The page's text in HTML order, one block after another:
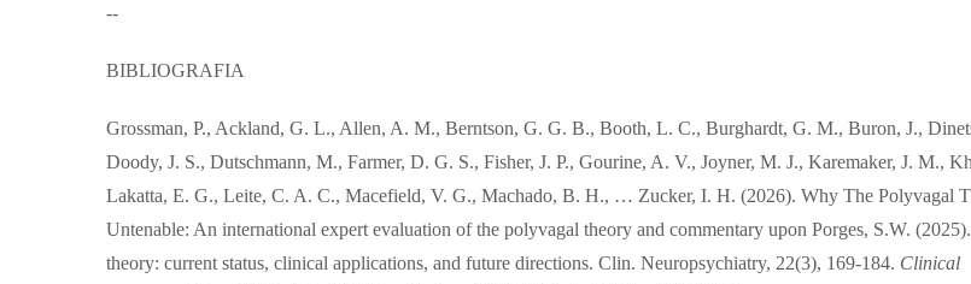
--
BIBLIOGRAFIA
Grossman, P., Ackland, G. L., Allen, A. M., Berntson, G. G. B., Booth, L. C., Burghardt, G. M., Buron, J.,
Doody, J. S., Dutschmann, M., Farmer, D. G. S., Fisher, J. P., Gourine, A. V., Joyner, M. J., Karemaker, J. M.,
Lakatta, E. G., Leite, C. A. C., Macefield, V. G., Machado, B. H., … Zucker, I. H. (2026). Why The Polyvagal
Untenable: An international expert evaluation of the polyvagal theory and commentary upon Porges, S.W.
theory: current status, clinical applications, and future directions. Clin. Neuropsychiatry, 22(3), 169-184. Clinical